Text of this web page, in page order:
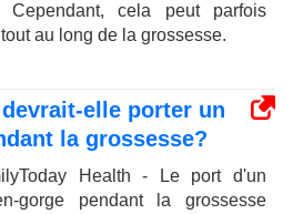
Cependant, cela peut parfois
au long de la grossesse.
elle porter un
la grossesse?
Health - Le port d'un
gorge pendant la grossesse